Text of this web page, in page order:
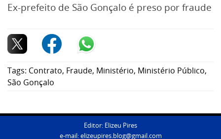
Ex-prefeito de São Gonçalo é preso por fraude
Tags: Contrato, Fraude, Ministério, Ministério Público,
São Gonçalo
Editor: Elizeu Pires
e-mail:elizeupires.blog@gmail.com